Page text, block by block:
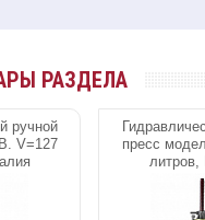
РАЗДЕЛА
ручной
V=127
пресс
литров,